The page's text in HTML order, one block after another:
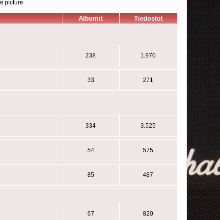
picture.
Albumit Tiedostot
238 1.970
33 271
334 3.525
54 575
85 487
67 820